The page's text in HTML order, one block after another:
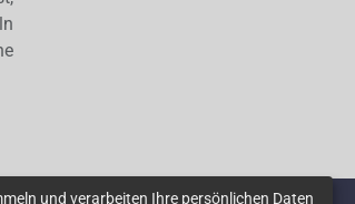
und verarbeiten Ihre persönlichen Daten